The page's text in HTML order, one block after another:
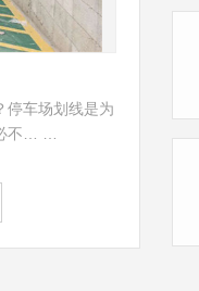
停车场划线是为
不… …